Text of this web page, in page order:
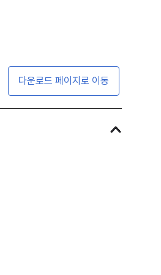
다운로드 페이지로 이동